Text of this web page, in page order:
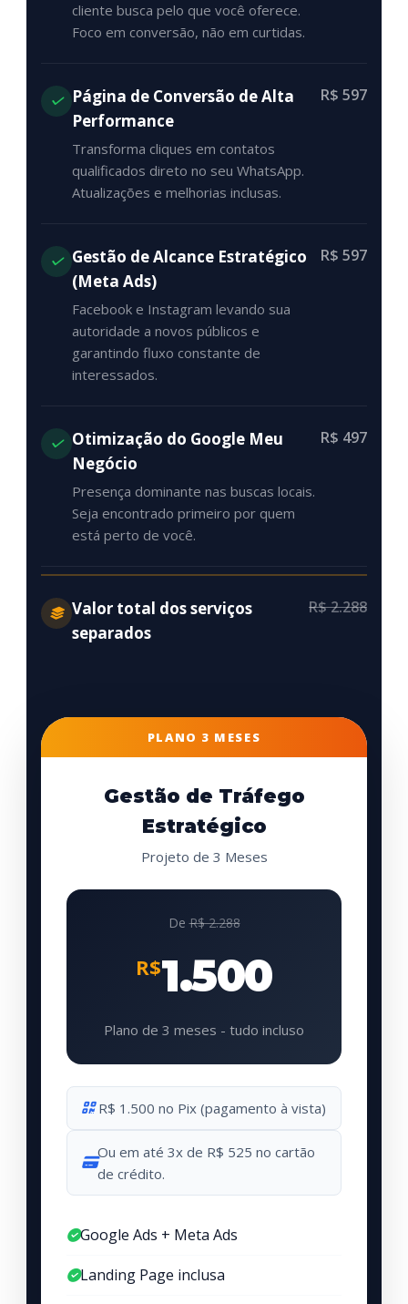
cliente busca pelo que você oferece.
Foco em conversão, não em curtidas.
Página de Conversão de Alta
Performance
Transforma cliques em contatos
qualificados direto no seu WhatsApp.
Atualizações e melhorias inclusas.
R$ 597
Gestão de Alcance Estratégico
(Meta Ads)
Facebook e Instagram levando sua
autoridade a novos públicos e
garantindo fluxo constante de
interessados.
R$ 597
Otimização do Google Meu
Negócio
Presença dominante nas buscas locais.
Seja encontrado primeiro por quem
está perto de você.
R$ 497
Valor total dos serviços
separados
R$ 2.288
PLANO 3 MESES
Gestão de Tráfego
Estratégico
Projeto de 3 Meses
DeR$ 2.288
R$1.500
Plano de 3 meses - tudo incluso
R$ 1.500 no Pix (pagamento à vista)
Ou em até 3x de R$ 525 no cartão
de crédito.
Google Ads + Meta Ads
Landing Page inclusa